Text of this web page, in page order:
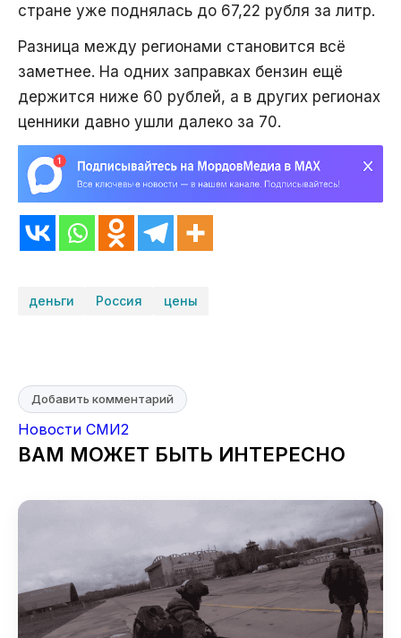
стране уже поднялась до 67,22 рубля за литр.
Разница между регионами становится всё
заметнее. На одних заправках бензин ещё
держится ниже 60 рублей, а в других регионах
ценники давно ушли далеко за 70.
деньги Россия цены
Добавить комментарий
Новости СМИ2
ВАМ МОЖЕТ БЫТЬ ИНТЕРЕСНО